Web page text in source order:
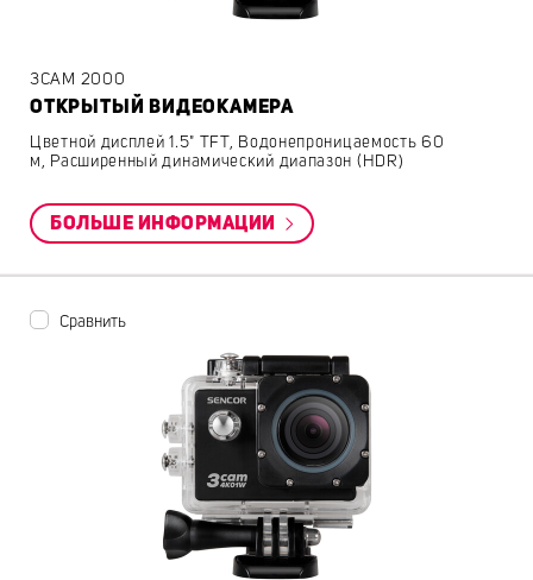
3CAM 2000
ОТКРЫТЫЙ ВИДЕОКАМЕРА
Цветной дисплей 1.5" TFT, Водонепроницаемость 60
м, Расширенный динамический диапазон (HDR)
БОЛЬШЕ ИНФОРМАЦИИ
Сравнить